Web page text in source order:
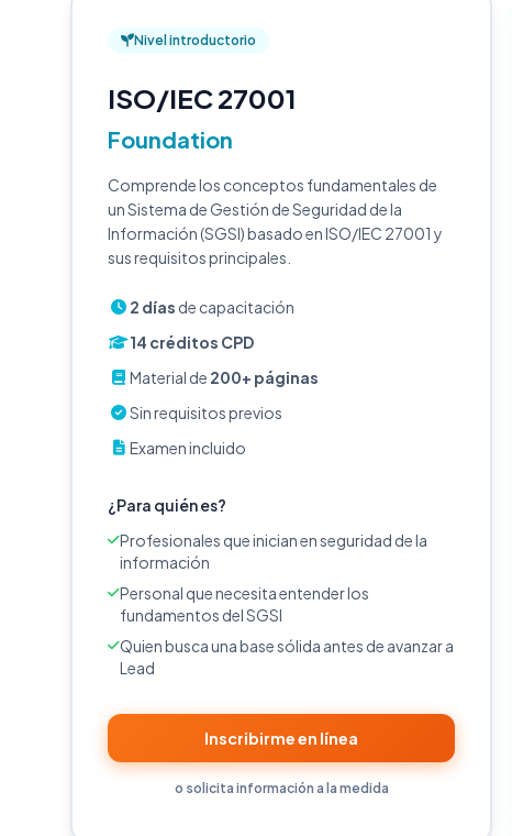
Nivel introductorio
ISO/IEC 27001
Foundation
Comprende los conceptos fundamentales de
un Sistema de Gestión de Seguridad de la
Información (SGSI) basado en ISO/IEC 27001 y
sus requisitos principales.
2 días de capacitación
14 créditos CPD
Material de 200+ páginas
Sin requisitos previos
Examen incluido
¿Para quién es?
Profesionales que inician en seguridad de la
información
Personal que necesita entender los
fundamentos del SGSI
Quien busca una base sólida antes de avanzar a
Lead
Inscribirme en línea
o solicita información a la medida